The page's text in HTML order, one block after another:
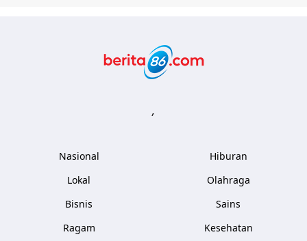
,
Nasional
Lokal
Bisnis
Ragam
Hiburan
Olahraga
Sains
Kesehatan